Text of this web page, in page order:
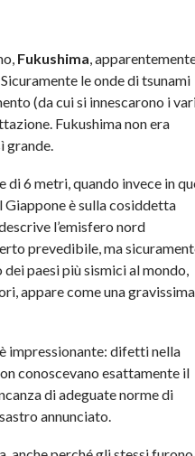
Fukushima ,
le onde di tsunami
(da cui si innescarono i
Fukushima non era
grande.
6 metri, quando invece in
è sulla cosiddetta
l’emisfero nord
prevedibile, ma
paesi più sismici al mondo,
appare come una gravissima
impressionante: difetti nella
conoscevano esattamente il
di adeguate norme di
annunciato.